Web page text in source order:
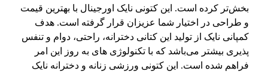
بخش‌تر کرده است. این کتونی نایک اورجینال با بهترین قیمت
و طراحی در اختیار شما عزیزان قرار گرفته است. هدف
کمپانی نایک از تولید این کتانی دخترانه، راحتی، دوام و تنفس
پذیری بیشتر می‌باشد که با تکنولوژی های به روز این امر
فراهم شده است. این کتونی ورزشی زنانه و دخترانه نایک